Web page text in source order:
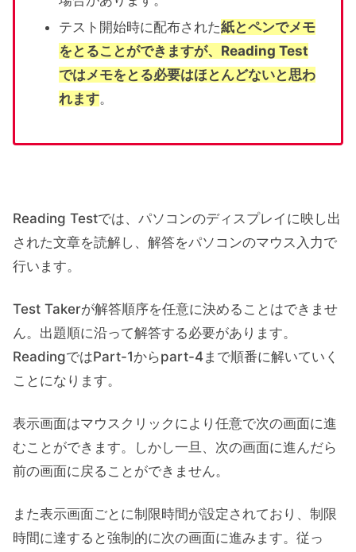
テスト開始時に配布された紙とペンでメモ
をとることができますが、Reading Test
ではメモをとる必要はほとんどないと思わ
れます。
Reading Testでは、パソコンのディスプレイに映し出
された文章を読解し、解答をパソコンのマウス入力で
行います。
Test Takerが解答順序を任意に決めることはできませ
ん。出題順に沿って解答する必要があります。
ReadingではPart-1からpart-4まで順番に解いていく
ことになります。
表示画面はマウスクリックにより任意で次の画面に進
むことができます。しかし一旦、次の画面に進んだら
前の画面に戻ることができません。
また表示画面ごとに制限時間が設定されており、制限
時間に達すると強制的に次の画面に進みます。従っ